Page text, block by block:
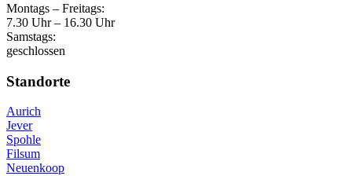
Montags – Freitags:
7.30 Uhr – 16.30 Uhr
Samstags:
geschlossen
Standorte
Aurich
Jever
Spohle
Filsum
Neuenkoop